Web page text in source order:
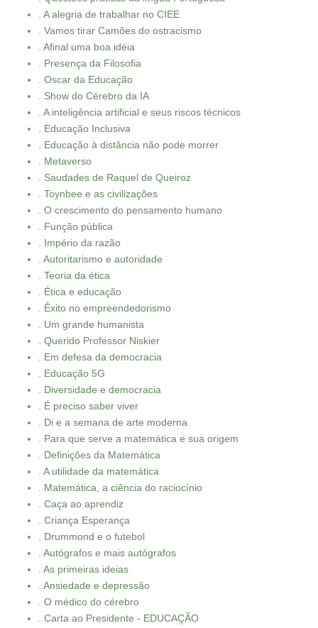
. A alegria de trabalhar no CIEE
. Vamos tirar Camões do ostracismo
. Afinal uma boa idéia
. Presença da Filosofia
. Oscar da Educação
. Show do Cérebro da IA
. A inteligência artificial e seus riscos técnicos
. Educação Inclusiva
. Educação à distância não pode morrer
. Metaverso
. Saudades de Raquel de Queiroz
. Toynbee e as civilizações
. O crescimento do pensamento humano
. Função pública
. Império da razão
. Autoritarismo e autoridade
. Teoria da ética
. Ética e educação
. Êxito no empreendedorismo
. Um grande humanista
. Querido Professor Niskier
. Em defesa da democracia
. Educação 5G
. Diversidade e democracia
. É preciso saber viver
. Di e a semana de arte moderna
. Para que serve a matemática e sua origem
. Definições da Matemática
. A utilidade da matemática
. Matemática, a ciência do raciocínio
. Caça ao aprendiz
. Criança Esperança
. Drummond e o futebol
. Autógrafos e mais autógrafos
. As primeiras ideias
. Ansiedade e depressão
. O médico do cérebro
. Carta ao Presidente - EDUCAÇÃO